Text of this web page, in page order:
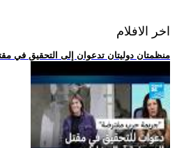
اخر الافلام
.. منظمتان دوليتان تدعوان إلى التحقيق في